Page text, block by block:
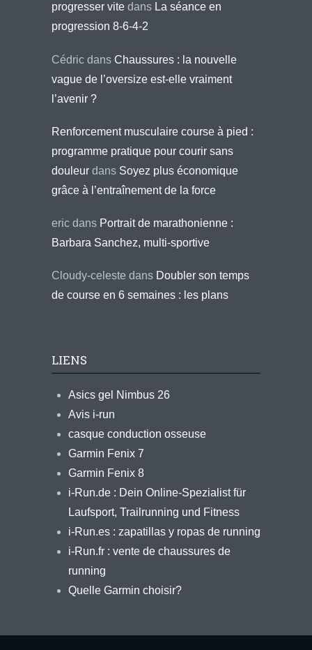
progresser vite dans La séance en
progression 8-6-4-2
Cédric dans Chaussures : la nouvelle
vague de l’oversize est-elle vraiment
l’avenir ?
Renforcement musculaire course à pied :
programme pratique pour courir sans
douleur dans Soyez plus économique
grâce à l’entraînement de la force
eric dans Portrait de marathonienne :
Barbara Sanchez, multi-sportive
Cloudy-celeste dans Doubler son temps
de course en 6 semaines : les plans
LIENS
Asics gel Nimbus 26
Avis i-run
casque conduction osseuse
Garmin Fenix 7
Garmin Fenix 8
i-Run.de : Dein Online-Spezialist für
Laufsport, Trailrunning und Fitness
i-Run.es : zapatillas y ropas de running
i-Run.fr : vente de chaussures de
running
Quelle Garmin choisir?